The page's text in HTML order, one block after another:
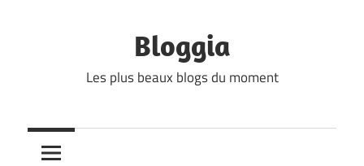
Bloggia
Les plus beaux blogs du moment